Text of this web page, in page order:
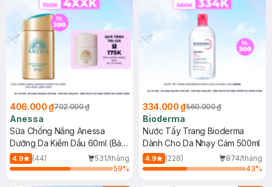
406.000 ₫702.000 ₫
Anessa
Sữa Chống Nắng Anessa
Dưỡng Da Kiềm Dầu 60ml (Bản
Mới)
4.9 (44)
531/tháng
59%
334.000 ₫560.000 ₫
Bioderma
Nước Tẩy Trang Bioderma
Dành Cho Da Nhạy Cảm 500ml
4.9 (228)
874/tháng
43%